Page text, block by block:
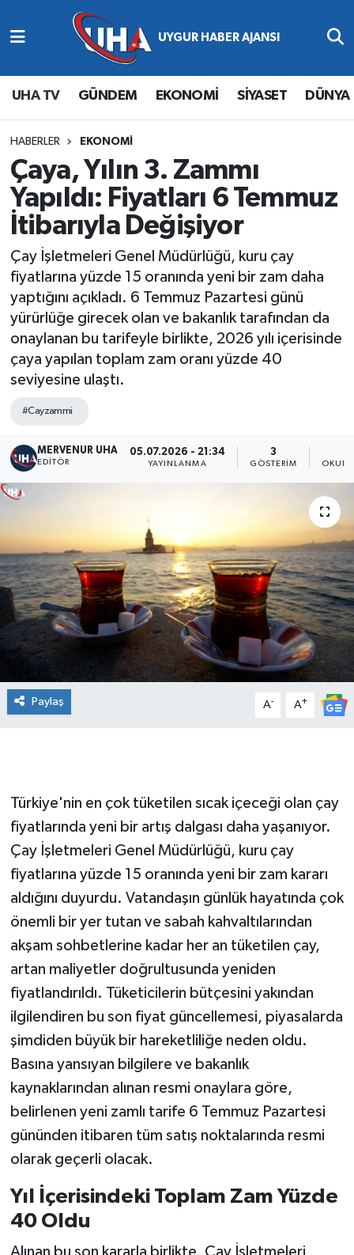
UHA TV GÜNDEM EKONOMİ SİYASET DÜNYA
HABERLER EKONOMİ
Çaya, Yılın 3. Zammı
Yapıldı: Fiyatları 6 Temmuz
İtibarıyla Değişiyor
Çay İşletmeleri Genel Müdürlüğü, kuru çay
fiyatlarına yüzde 15 oranında yeni bir zam daha
yaptığını açıkladı. 6 Temmuz Pazartesi günü
yürürlüğe girecek olan ve bakanlık tarafından da
onaylanan bu tarifeyle birlikte, 2026 yılı içerisinde
çaya yapılan toplam zam oranı yüzde 40
seviyesine ulaştı.
#Cayzammi
MERVENUR UHA
EDITÖR
05.07.2026 - 21:34
YAYINLANMA
3
GÖSTERIM
Paylaş A- A+
Türkiye'nin en çok tüketilen sıcak içeceği olan çay
fiyatlarında yeni bir artış dalgası daha yaşanıyor.
Çay İşletmeleri Genel Müdürlüğü, kuru çay
fiyatlarına yüzde 15 oranında yeni bir zam kararı
aldığını duyurdu. Vatandaşın günlük hayatında çok
önemli bir yer tutan ve sabah kahvaltılarından
akşam sohbetlerine kadar her an tüketilen çay,
artan maliyetler doğrultusunda yeniden
fiyatlandırıldı. Tüketicilerin bütçesini yakından
ilgilendiren bu son fiyat güncellemesi, piyasalarda
şimdiden büyük bir hareketliliğe neden oldu.
Basına yansıyan bilgilere ve bakanlık
kaynaklarından alınan resmi onaylara göre,
belirlenen yeni zamlı tarife 6 Temmuz Pazartesi
gününden itibaren tüm satış noktalarında resmi
olarak geçerli olacak.
Yıl İçerisindeki Toplam Zam Yüzde
40 Oldu
Abone Ol
Gündem
Ekonomi
Magazin
Siyaset
Spor
Yaşam
Nöbetçi Eczaneler
Hava Durumu
Namaz Vakitleri
Trafik Durumu
Süper Lig Puan Durumu ve Fikstür
Tüm Manşetler
Son Dakika Haberleri
Haber Arşivi